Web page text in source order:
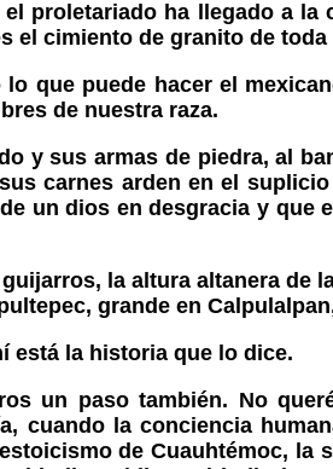
proletariado ha llegado a la
el cimiento de granito de
que puede hacer el
de nuestra raza.
y sus armas de piedra, al
carnes arden en el
un dios en desgracia y que
la altura altanera de
grande en
está la historia que lo dice.
un paso también. No
cuando la conciencia
de Cuauhtémoc, la